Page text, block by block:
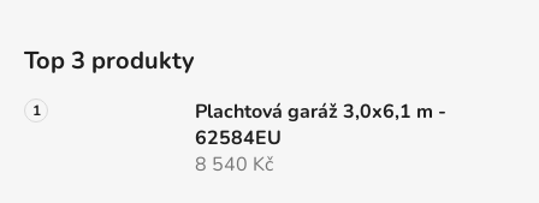
Top 3 produkty
Plachtová garáž 3,0x6,1 m -
62584EU
8 540 Kč